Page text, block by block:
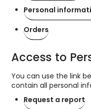
Personal
Orders
Access to
You can use the link
contain all personal
Request a report